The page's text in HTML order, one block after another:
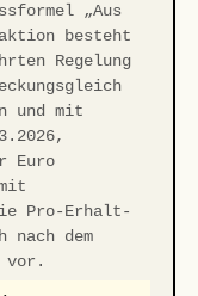
„Aus
besteht
Regelung
und mit
Euro
Pro-Erhalt-
nach dem
vor.